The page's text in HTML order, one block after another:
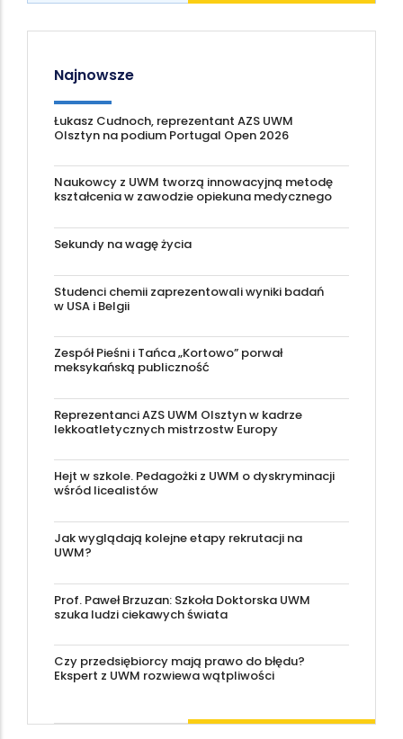
Najnowsze
Łukasz Cudnoch, reprezentant AZS UWM
Olsztyn na podium Portugal Open 2026
Naukowcy z UWM tworzą innowacyjną metodę
kształcenia w zawodzie opiekuna medycznego
Sekundy na wagę życia
Studenci chemii zaprezentowali wyniki badań
w USA i Belgii
Zespół Pieśni i Tańca „Kortowo” porwał
meksykańską publiczność
Reprezentanci AZS UWM Olsztyn w kadrze
lekkoatletycznych mistrzostw Europy
Hejt w szkole. Pedagożki z UWM o dyskryminacji
wśród licealistów
Jak wyglądają kolejne etapy rekrutacji na
UWM?
Prof. Paweł Brzuzan: Szkoła Doktorska UWM
szuka ludzi ciekawych świata
Czy przedsiębiorcy mają prawo do błędu?
Ekspert z UWM rozwiewa wątpliwości